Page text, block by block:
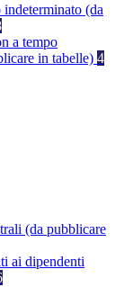
indeterminato (da
a tempo
in tabelle) 4
(da pubblicare
ai dipendenti